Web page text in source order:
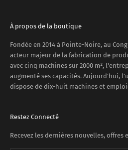
À propos de la boutique
Fondée en 2014 à Pointe-Noire, au
acteur majeur de la fabrication de
avec cinq machines sur 2000 m²,
augmenté ses capacités. Aujourd'hui,
dispose de dix-huit machines et
Restez Connecté
Recevez les dernières nouvelles, offres